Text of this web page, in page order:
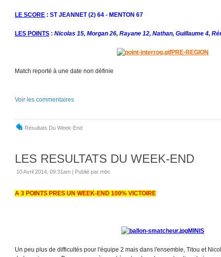
LE SCORE : ST JEANNET (2) 64 - MENTON 67
LES POINTS : Nicolas 15, Morgan 26, Rayane 12, Nathan, Guillaume 4,
PRE-REGION
Match reporté à une date non définie
Voir les commentaires
Résultats Du Week-End
LES RESULTATS DU WEEK-END
10 Avril 2014, 09:31am | Publié par mbc
A 3 POINTS PRES UN WEEK-END 100% VICTOIRE
MINIS
Un peu plus de difficultés pour l'équipe 2 mais dans l'ensemble, Titou et